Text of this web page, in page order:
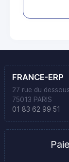
FRANCE-ERP
27 rue du
75013 PARIS
01 83 62 99 51